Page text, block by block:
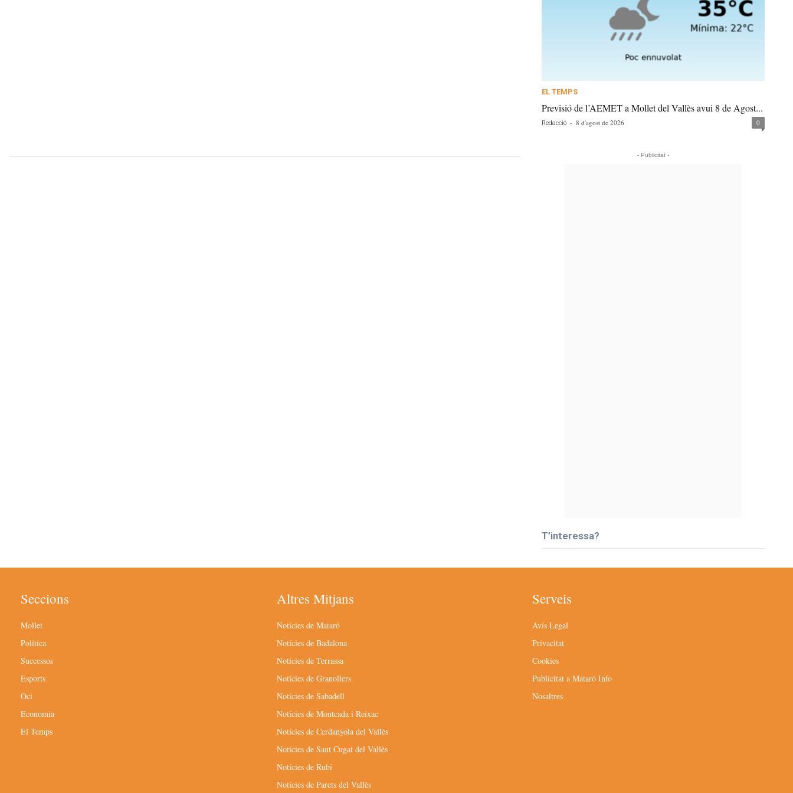
EL TEMPS
Previsió de l’AEMET a Mollet del Vallès avui 8 de Agost...
Redacció - 8 d'agost de 2026 0
- Publicitat -
T’interessa?
Seccions
Mollet
Política
Successos
Esports
Oci
Economia
El Temps
Altres Mitjans
Notícies de Mataró
Notícies de Badalona
Notícies de Terrassa
Notícies de Granollers
Notícies de Sabadell
Notícies de Montcada i Reixac
Notícies de Cerdanyola del Vallès
Notícies de Sant Cugat del Vallès
Notícies de Rubí
Notícies de Parets del Vallès
Serveis
Avís Legal
Privacitat
Cookies
Publicitat a Mataró Info
Nosaltres